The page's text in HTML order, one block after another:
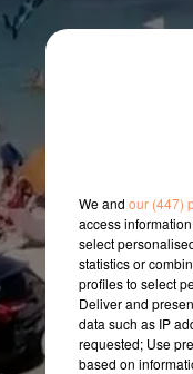
We and our (447)
access
select
statistics or
profiles to select
Deliver and
data such as IP
requested; Use
based on